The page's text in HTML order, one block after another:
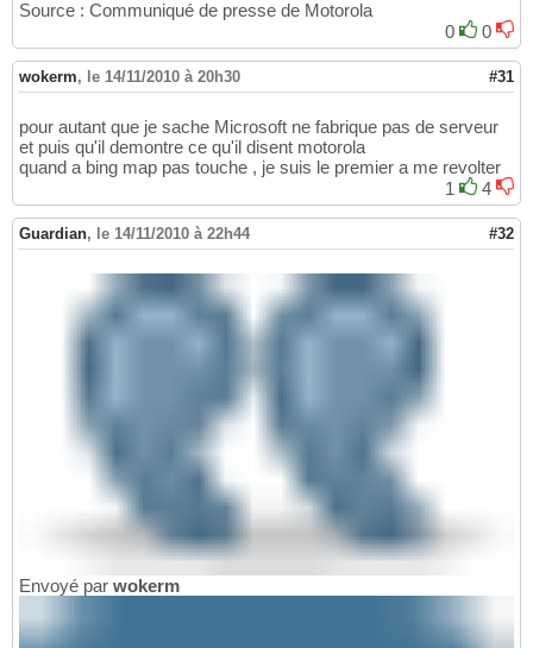
Source : Communiqué de presse de Motorola
0
0
wokerm, le 14/11/2010 à 20h30 #31
pour autant que je sache Microsoft ne fabrique pas de serveur
et puis qu'il demontre ce qu'il disent motorola
quand a bing map pas touche , je suis le premier a me revolter
1
4
Guardian, le 14/11/2010 à 22h44 #32
Envoyé par wokerm